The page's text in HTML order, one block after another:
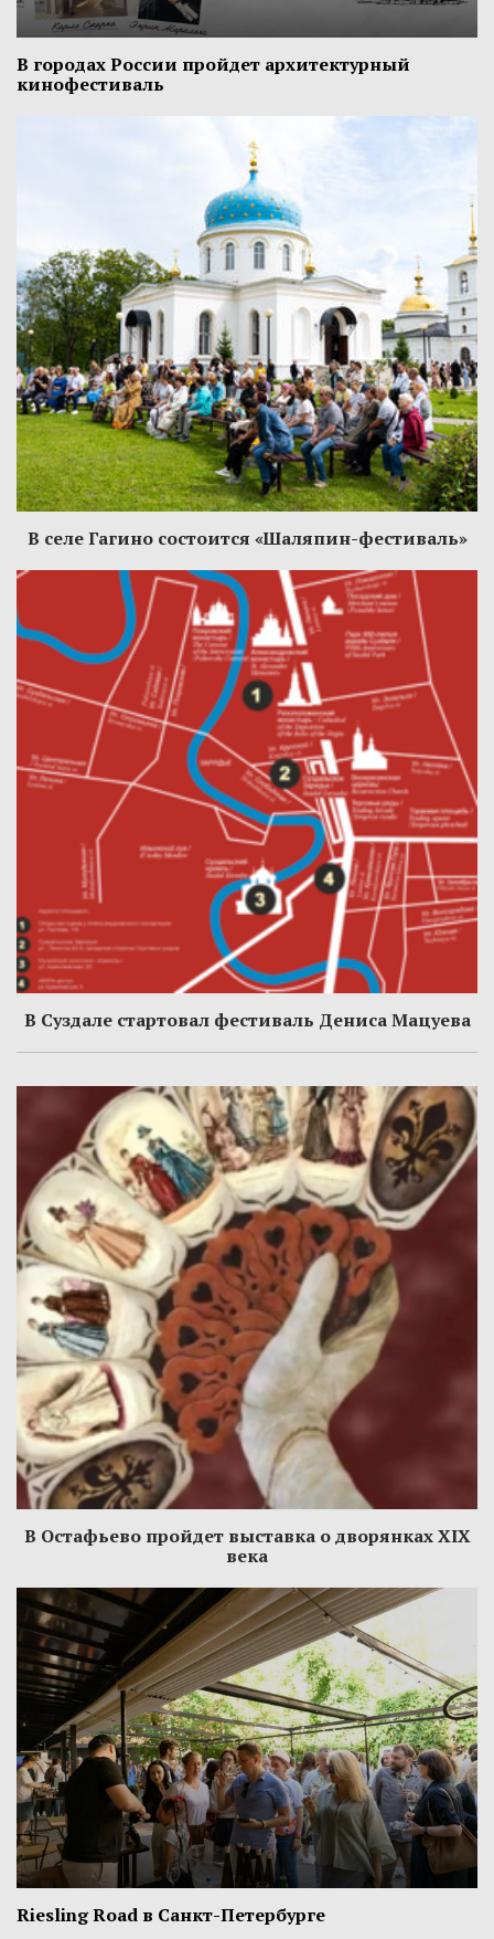
В городах России пройдет архитектурный
кинофестиваль
В селе Гагино состоится «Шаляпин-фестиваль»
В Суздале стартовал фестиваль Дениса Мацуева
В Остафьево пройдет выставка о дворянках XIX
века
Riesling Road в Санкт-Петербурге